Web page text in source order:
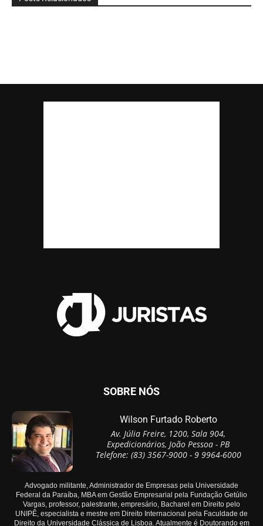
SOBRE NÓS
Wilson Furtado Roberto
Av. Júlia Freire, 1200, Sala 904,
Expedicionários, João Pessoa - PB
Telefone: (83) 3567-9000 - 9 9964-6000
Advogado militante, Administrador de Empresas pela Universidade
Federal da Paraíba, MBA em Gestão Empresarial pela Fundação Getúlio
Vargas, professor, palestrante, empresário, Bacharel em Direito pelo
UNIPÊ, especialista e mestre em Direito Internacional pela Faculdade de
Direito da Universidade Clássica de Lisboa. Atualmente é Doutorando em